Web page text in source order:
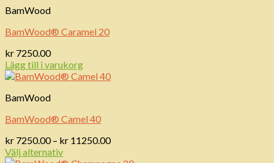
BamWood
BamWood® Caramel 20
kr 7250.00
Lägg till i varukorg
BamWood
BamWood® Camel 40
kr 7250.00 – kr 11250.00Prisintervall:
Välj alternativ